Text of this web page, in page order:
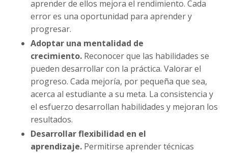
aprender de ellos mejora el rendimiento. Cada
error es una oportunidad para aprender y
progresar.
Adoptar una mentalidad de
crecimiento. Reconocer que las habilidades se
pueden desarrollar con la práctica. Valorar el
progreso. Cada mejoría, por pequeña que sea,
acerca al estudiante a su meta. La consistencia y
el esfuerzo desarrollan habilidades y mejoran los
resultados.
Desarrollar flexibilidad en el
aprendizaje. Permitirse aprendertécnicas